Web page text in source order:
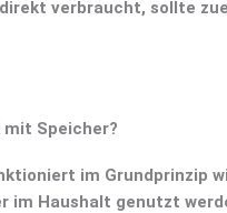
verbraucht, sollte
Speicher?
im Grundprinzip
im Haushalt genutzt